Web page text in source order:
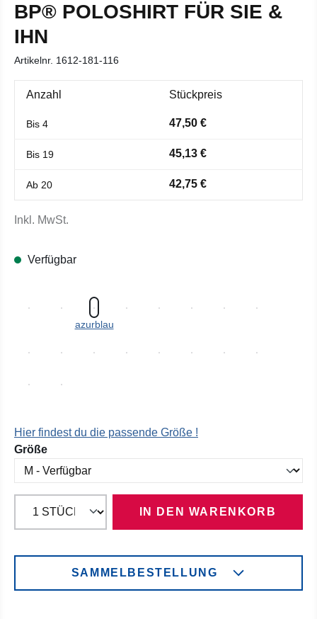
BP® POLOSHIRT FÜR SIE &
IHN
Artikelnr. 1612-181-116
Anzahl Stückpreis
Bis 4 47,50 €
Bis 19 45,13 €
Ab 20 42,75 €
Inkl. MwSt.
Verfügbar
azurblau
Hier findest du die passende Größe !
Größeauswählen
IN DEN WARENKORB
SAMMELBESTELLUNG